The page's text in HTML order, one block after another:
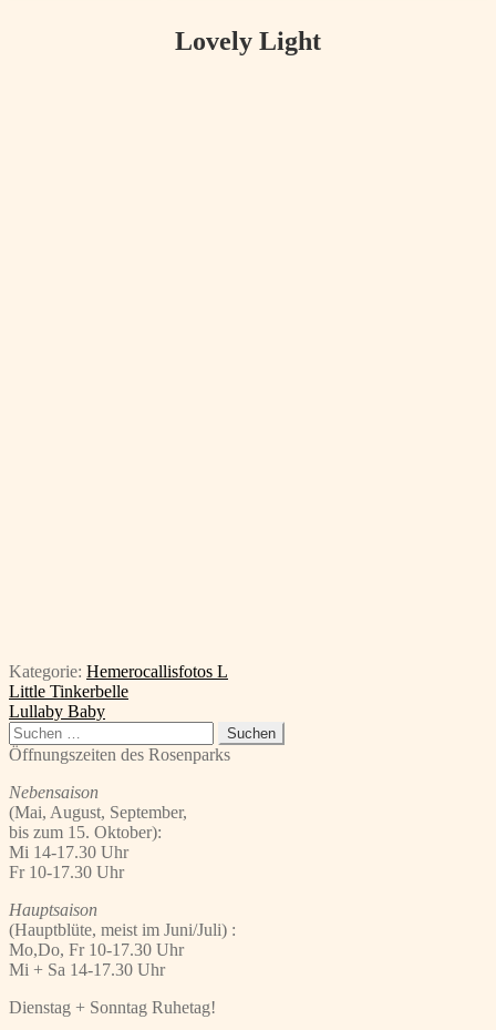
Lovely Light
Kategorie: Hemerocallisfotos L
Beitragsnavigation
Vorheriger
Beitrag:
Little Tinkerbelle
Nächster
Beitrag:
Lullaby Baby
Suchen
nach:
Öffnungszeiten des Rosenparks
Nebensaison
(Mai, August, September,
bis zum 15. Oktober):
Mi 14-17.30 Uhr
Fr 10-17.30 Uhr
Hauptsaison
(Hauptblüte, meist im Juni/Juli) :
Mo,Do, Fr 10-17.30 Uhr
Mi + Sa 14-17.30 Uhr
Dienstag + Sonntag Ruhetag!